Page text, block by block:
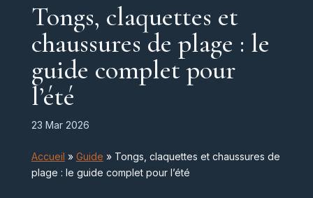
Tongs, claquettes et
chaussures de plage : le
guide complet pour
l’été
23 Mar 2026
Accueil » Guide » Tongs, claquettes et chaussures de
plage : le guide complet pour l’été